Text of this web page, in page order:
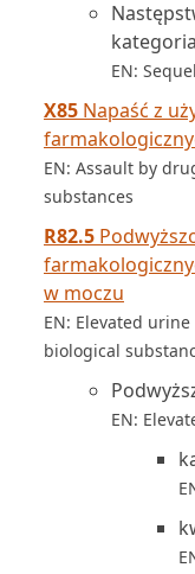
EN:
X85 Napaść z
EN: Assault by
substances
R82.5
w moczu
EN: Elevated
biological
EN: